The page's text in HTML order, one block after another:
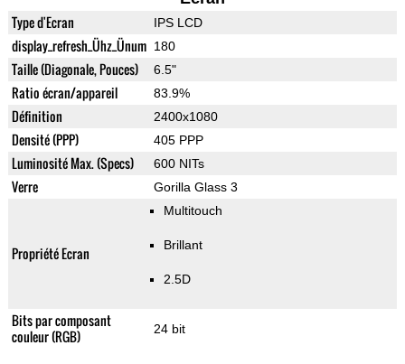
Type d'Ecran IPS LCD
display_refresh_Ühz_Ünum 180
Taille (Diagonale, Pouces) 6.5"
Ratio écran/appareil 83.9%
Définition 2400x1080
Densité (PPP) 405 PPP
Luminosité Max. (Specs) 600 NITs
Verre Gorilla Glass 3
Propriété Ecran
Multitouch
Brillant
2.5D
Bits par composant
couleur (RGB)
24 bit